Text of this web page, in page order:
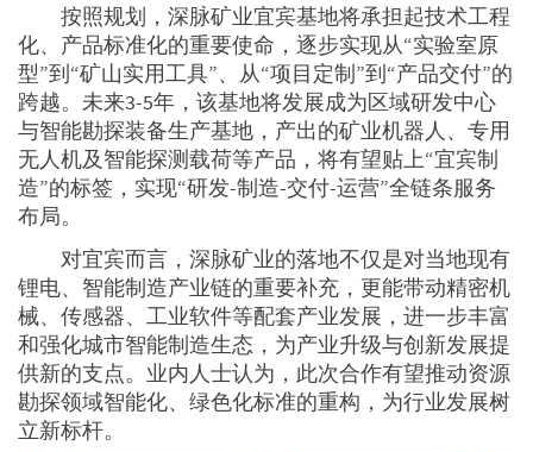
按照规划，深脉矿业宜宾基地将承担起技术工程
化、产品标准化的重要使命，逐步实现从“实验室原
型”到“矿山实用工具”、从“项目定制”到“产品交付”的
跨越。未来3-5年，该基地将发展成为区域研发中心
与智能勘探装备生产基地，产出的矿业机器人、专用
无人机及智能探测载荷等产品，将有望贴上“宜宾制
造”的标签，实现“研发-制造-交付-运营”全链条服务
布局。
对宜宾而言，深脉矿业的落地不仅是对当地现有
锂电、智能制造产业链的重要补充，更能带动精密机
械、传感器、工业软件等配套产业发展，进一步丰富
和强化城市智能制造生态，为产业升级与创新发展提
供新的支点。业内人士认为，此次合作有望推动资源
勘探领域智能化、绿色化标准的重构，为行业发展树
立新标杆。